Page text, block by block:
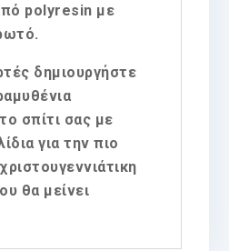
polyresin με
δημιουργήστε
σπίτι σας με
για την πιο
θα μείνει